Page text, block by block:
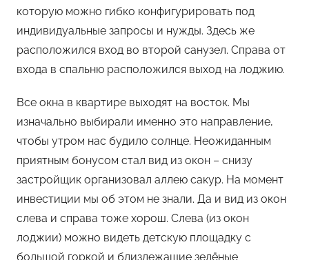
которую можно гибко конфигурировать под
индивидуальные запросы и нужды. Здесь же
расположился вход во второй санузел. Справа от
входа в спальню расположился выход на лоджию.
Все окна в квартире выходят на восток. Мы
изначально выбирали именно это направление,
чтобы утром нас будило солнце. Неожиданным
приятным бонусом стал вид из окон – снизу
застройщик организовал аллею сакур. На момент
инвестиции мы об этом не знали. Да и вид из окон
слева и справа тоже хорош. Слева (из окон
лоджии) можно видеть детскую площадку с
большой горкой и близлежащие зелёные